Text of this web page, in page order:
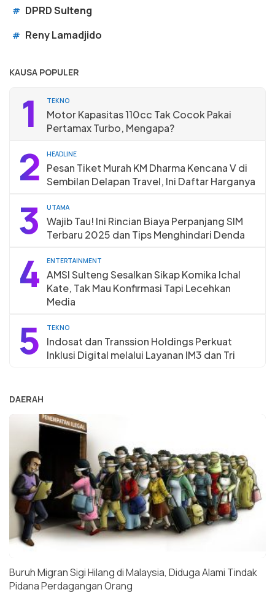
# DPRD Sulteng
# Reny Lamadjido
KAUSA POPULER
1 TEKNO
Motor Kapasitas 110cc Tak Cocok Pakai
Pertamax Turbo, Mengapa?
2 HEADLINE
Pesan Tiket Murah KM Dharma Kencana V di
Sembilan Delapan Travel, Ini Daftar Harganya
3 UTAMA
Wajib Tau! Ini Rincian Biaya Perpanjang SIM
Terbaru 2025 dan Tips Menghindari Denda
4 ENTERTAINMENT
AMSI Sulteng Sesalkan Sikap Komika Ichal
Kate, Tak Mau Konfirmasi Tapi Lecehkan
Media
5 TEKNO
Indosat dan Transsion Holdings Perkuat
Inklusi Digital melalui Layanan IM3 dan Tri
DAERAH
Buruh Migran Sigi Hilang di Malaysia, Diduga Alami Tindak
Pidana Perdagangan Orang